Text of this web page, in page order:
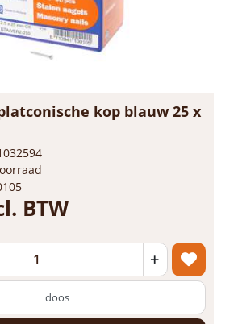
kop blauw 25 x
BTW
+
doos